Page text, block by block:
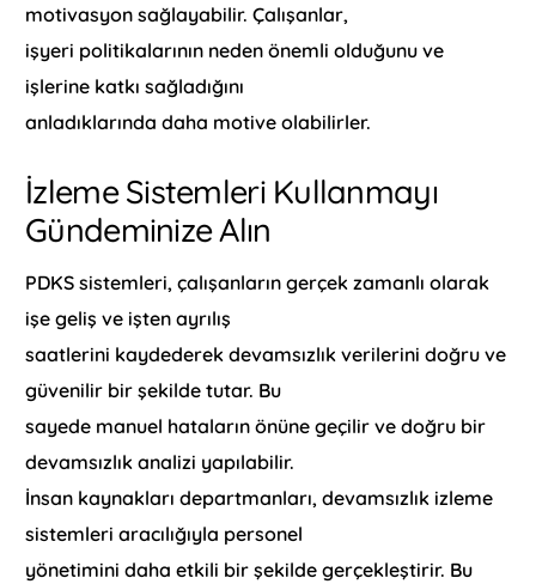
motivasyon sağlayabilir. Çalışanlar,
işyeri politikalarının neden önemli olduğunu ve
işlerine katkı sağladığını
anladıklarında daha motive olabilirler.
İzleme Sistemleri Kullanmayı
Gündeminize Alın
PDKS sistemleri, çalışanların gerçek zamanlı olarak
işe geliş ve işten ayrılış
saatlerini kaydederek devamsızlık verilerini doğru ve
güvenilir bir şekilde tutar. Bu
sayede manuel hataların önüne geçilir ve doğru bir
devamsızlık analizi yapılabilir.
İnsan kaynakları departmanları, devamsızlık izleme
sistemleri aracılığıyla personel
yönetimini daha etkili bir şekilde gerçekleştirir. Bu